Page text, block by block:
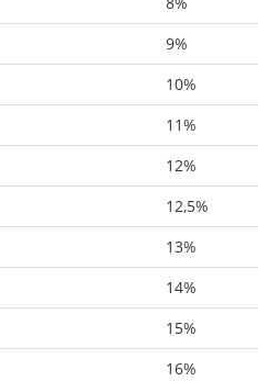
9%
10%
11%
12%
12,5%
13%
14%
15%
16%